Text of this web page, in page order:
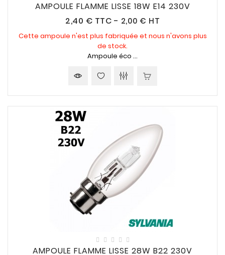
AMPOULE FLAMME LISSE 18W E14 230V
2,40 € Prix
TTC - 2,00 € HT
Cette ampoule n'est plus fabriquée et nous n'avons plus
de stock.
Ampoule éco ...
AMPOULE FLAMME LISSE 28W B22 230V